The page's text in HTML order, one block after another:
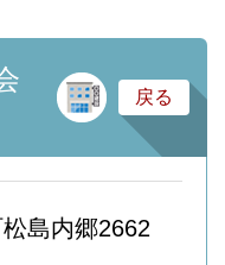
建
戻る
島内郷2662